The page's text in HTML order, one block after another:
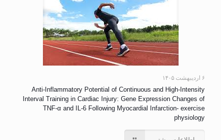
۶ اردیبهشت ۱۴۰۵
Anti-Inflammatory Potential of Continuous and High-Intensity
Interval Training in Cardiac Injury: Gene Expression Changes of
TNF-α and IL-6 Following Myocardial Infarction- exercise
physiology